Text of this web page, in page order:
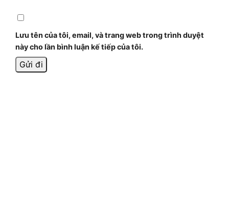
Lưu tên của tôi, email, và trang web trong trình duyệt
này cho lần bình luận kế tiếp của tôi.